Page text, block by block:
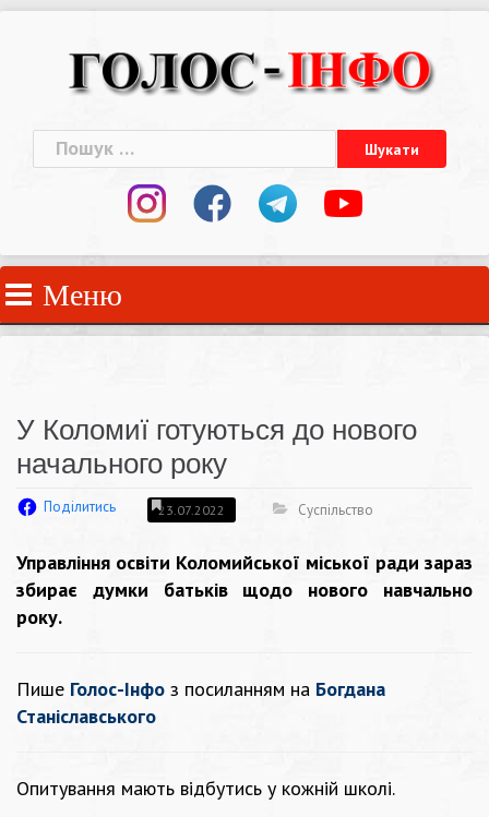
Пошук:
Меню
У Коломиї готуються до нового
начального року
Поділитись 23.07.2022 Суспільство
Управління освіти Коломийської міської ради зараз
збирає думки батьків щодо нового навчально
року.
Пише Голос-Інфо з посиланням на Богдана
Станіславського
Опитування мають відбутись у кожній школі.